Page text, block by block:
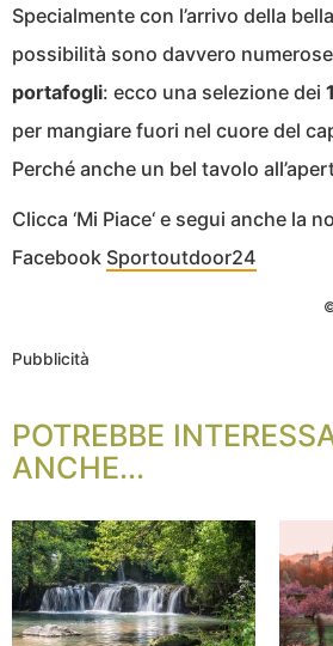
Specialmente con l’arrivo della
possibilità sono davvero
portafogli: ecco una selezione dei
per mangiare fuori nel cuore del
Perché anche un bel tavolo
Clicca ‘Mi Piace‘ e segui anche la
Facebook Sportoutdoor24
Pubblicità
POTREBBE
ANCHE...